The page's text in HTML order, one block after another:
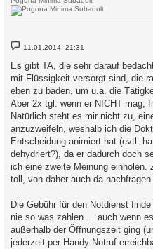
B
t
r
g
11.01.2014, 21:31
Es gibt TA, die sehr darauf
mit Flüssigkeit versorgt sind, die
eben zu baden, um u.a. die
Aber 2x tgl. wenn er NICHT mag,
Natürlich steht es mir nicht zu,
anzuzweifeln, weshalb ich die
Entscheidung animiert hat (evtl.
dehydriert?), da er dadurch doch
ich eine zweite Meinung
toll, von daher auch da
Die Gebühr für den Notdienst
nie so was zahlen ... auch wenn
außerhalb der Öffnungszeit ging
jederzeit per Handy-Notruf